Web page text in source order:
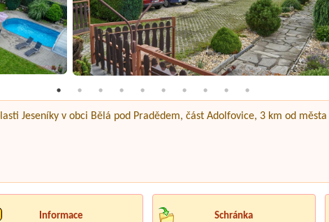
Jeseníky v obci Bělá pod Pradědem, část Adolfovice, 3 km od města
Informace Schránka